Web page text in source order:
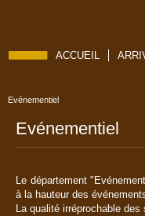
ACCUEIL
Evénementiel
Evénementiel
Le département
à la hauteur des
La qualité irréprochable